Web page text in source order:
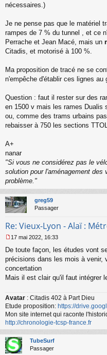
u
nécessaires.)
Je ne pense pas que le matériel
rampes de 7 % du tunnel , et ce
Perrache et Jean Macé, mais un
Citadis, et motorisé à 100 %.
Ma proposition de tracé ne se
n'empêche d'établir ces lignes au
Question : faut il rester sur des
en 1500 v mais les rames Dualis
ou, comme des trams urbains
rebaisser à 750 les sections
A+
nanar
"Si vous ne considérez pas le
solution pour l'aménagement
problème."
greg59
Passager
Re: Vieux-Lyon - Alaï :
e
s
s
g
n
o
n
l
u
17 mai 2022, 16:33
De toute façon, les études vont
précisions dans les mois à venir,
concertation
Mais il est clair qu'il faut intégrer
Avatar : Citadis 402 à Part Dieu
Etude proposition: https://
Mon site internet qui raconte
http://chronologie-tcsp-france.fr
TubeSurf
Passager